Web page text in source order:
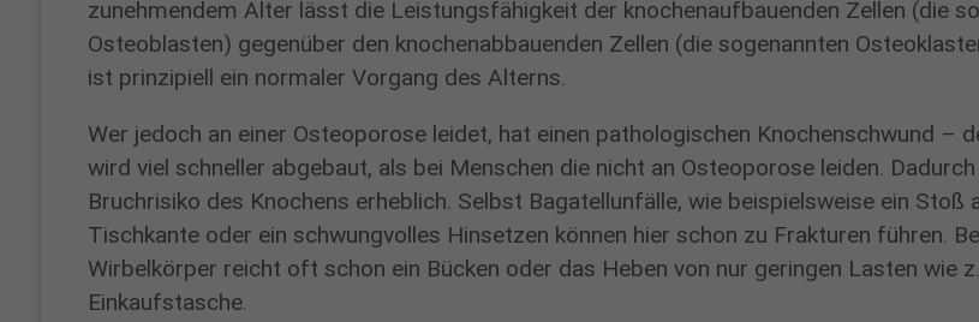
Name cookie_optin
Anbieter www.proselis.de
Datenschutzeinstellungen zu speichern
Zweck
Cookie von Google Analytics, dass
automatisierter Besuch (Bots) gezaählt
Name _gid
Anbieter Google Analytics
Cookies, das das wiederholte Besuche am
Gabriele
Krajewski
CHEFSEKRETÄRIN
Telefon:
zunehmendem Alter lässt die Leistungsfähigkeit der knochenaufbauenden Zellen (die
Osteoblasten) gegenüber den knochenabbauenden Zellen (die sogenannten
ist prinzipiell ein normaler Vorgang des Alterns.
Wer jedoch an einer Osteoporose leidet, hat einen pathologischen Knochenschwund –
wird viel schneller abgebaut, als bei Menschen die nicht an Osteoporose leiden.
Bruchrisiko des Knochens erheblich. Selbst Bagatellunfälle, wie beispielsweise ein Stoß
Tischkante oder ein schwungvolles Hinsetzen können hier schon zu Frakturen führen.
Wirbelkörper reicht oft schon ein Bücken oder das Heben von nur geringen Lasten wie
Einkaufstasche.